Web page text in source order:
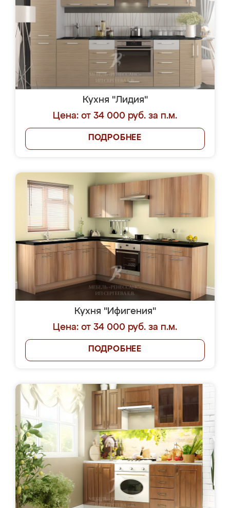
Кухня "Лидия"
Цена: от 34 000 руб. за п.м.
ПОДРОБНЕЕ
Кухня "Ифигения"
Цена: от 34 000 руб. за п.м.
ПОДРОБНЕЕ